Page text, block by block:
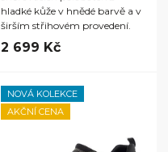
hladké kůže v hnědé barvě a v
širším střihovém provedení.
2 699 Kč
NOVÁ KOLEKCE
AKČNÍ CENA